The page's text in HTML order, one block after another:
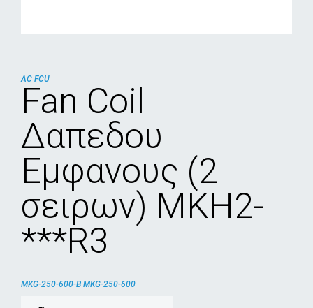
AC FCU
Fan Coil
Δαπεδου
Eμφανους (2
σειρων) ΜΚΗ2-
***R3
MKG-250-600-B MKG-250-600